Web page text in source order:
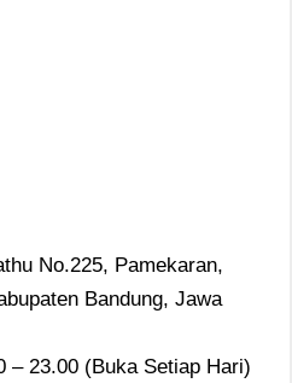
No.225, Pamekaran,
Bandung, Jawa
– 23.00 (Buka Setiap Hari)